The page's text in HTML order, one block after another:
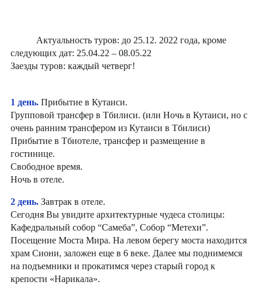
Актуальность туров: до 25.12. 2022 года, кроме
следующих дат: 25.04.22 – 08.05.22
Заезды туров: каждый четверг!
1 день. Прибытие в Кутаиси.
Групповой трансфер в Тбилиси. (или Ночь в Кутаиси, но с
очень ранним трансфером из Кутаиси в Тбилиси)
Прибытие в Тбиотеле, трансфер и размещение в
гостинице.
Свободное время.
Ночь в отеле.
2 день. Завтрак в отеле.
Сегодня Вы увидите архитектурные чудеса столицы:
Кафедральный собор “Самеба”, Собор “Метехи”.
Посещение Моста Мира. На левом берегу моста находится
храм Сиони, заложен еще в 6 веке. Далее мы поднимемся
на подъемники и прокатимся через старый город к
крепости «Нарикала».